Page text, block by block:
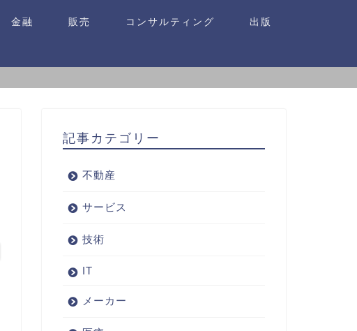
金融 販売 コンサルティング 出版
記事カテゴリー
不動産
サービス
技術
IT
メーカー